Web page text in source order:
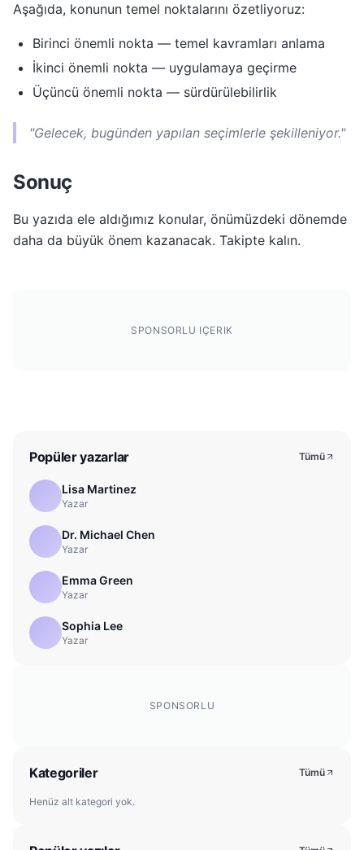
Aşağıda, konunun temel noktalarını özetliyoruz:
Birinci önemli nokta — temel kavramları anlama
İkinci önemli nokta — uygulamaya geçirme
Üçüncü önemli nokta — sürdürülebilirlik
"Gelecek, bugünden yapılan seçimlerle şekilleniyor."
Sonuç
Bu yazıda ele aldığımız konular, önümüzdeki dönemde
daha da büyük önem kazanacak. Takipte kalın.
SPONSORLU IÇERIK
Popüler yazarlar Tümü
Lisa Martinez
Yazar
Dr. Michael Chen
Yazar
Emma Green
Yazar
Sophia Lee
Yazar
SPONSORLU
Kategoriler Tümü
Henüz alt kategori yok.